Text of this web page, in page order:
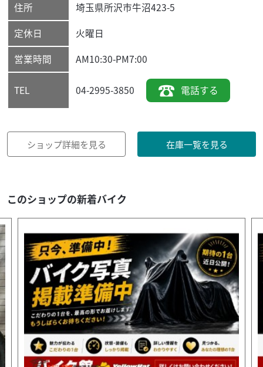
住所 埼玉県所沢市牛沼423-5
定休日
火曜日
営業時間
AM10:30-PM7:00
TEL 04-2995-3850 電話する
ショップ詳細を見る 在庫一覧を見る
このショップの新着バイク